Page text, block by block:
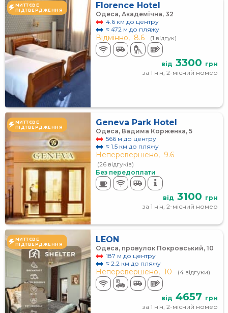
МИТТЄВЕ
ПІДТВЕРДЖЕННЯ
Florence Hotel
Одеса, Академічна, 32
4.6 км до центру
≈ 472 м до пляжу
Відмінно, 8.6 (1 відгук)
від 3300 грн
за 1 ніч, 2-місний номер
МИТТЄВЕ
ПІДТВЕРДЖЕННЯ
Geneva Park Hotel
Одеса, Вадима Корженка, 5
566 м до центру
≈ 1.5 км до пляжу
Неперевершено, 9.6
(26 відгуків)
Без передоплати
від 3100 грн
за 1 ніч, 2-місний номер
МИТТЄВЕ
ПІДТВЕРДЖЕННЯ
LEON
Одеса, провулок Покровський, 10
187 м до центру
≈ 2.2 км до пляжу
Неперевершено, 10 (4 відгуки)
від 4657 грн
за 1 ніч, 2-місний номер